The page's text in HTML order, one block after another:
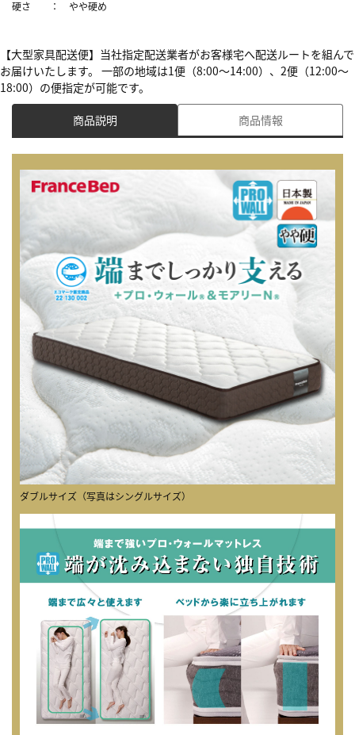
硬さ ： やや硬め
【大型家具配送便】当社指定配送業者がお客様宅へ配送ルートを組んで
お届けいたします。 一部の地域は1便（8:00～14:00）、2便（12:00～
18:00）の便指定が可能です。
商品説明 商品情報
ダブルサイズ（写真はシングルサイズ）